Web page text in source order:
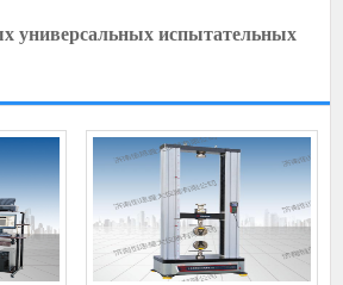
универсальных испытательных